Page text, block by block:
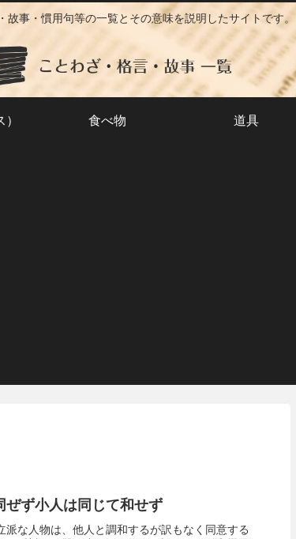
故事・慣用句等の一覧とその意味を説明したサイトです。
食べ物 道具
ぜず小人は同じて和せず
派な人物は、他人と調和するが訳もなく同意する